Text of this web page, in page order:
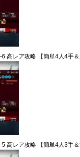
高レア攻略 【簡単4人4手＆
高レア攻略 【簡単4人3手＆